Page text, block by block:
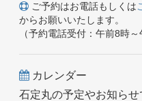
ご予約はお電話もしくは
からお願いいたします。
（予約電話受付：午前8時～
カレンダー
石定丸の予定やお知ら